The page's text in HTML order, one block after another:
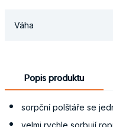
Váha
Popis produktu
sorpční polštáře se
velmi rychle sorbují